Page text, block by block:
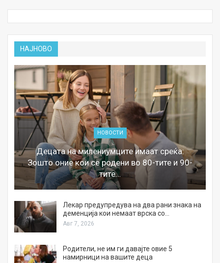
НАЈНОВО
НОВОСТИ
Децата на милениумците имаат среќа:
Зошто оние кои се родени во 80-тите и 90-
тите…
Лекар предупредува на два рани знака на
деменција кои немаат врска со…
Авг 7, 2026
Родители, не им ги давајте овие 5
намирници на вашите деца